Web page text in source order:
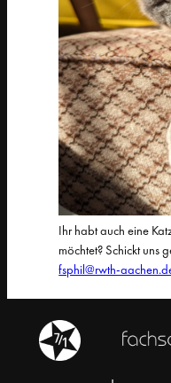
Ihr habt auch eine
möchtet? Schickt uns
fsphil@rwth-